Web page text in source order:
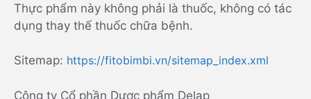
Thực phẩm này không phải là thuốc, không có tác
dụng thay thế thuốc chữa bệnh.
Sitemap: https://fitobimbi.vn/sitemap_index.xml
Công ty Cổ phần Dược phẩm Delap